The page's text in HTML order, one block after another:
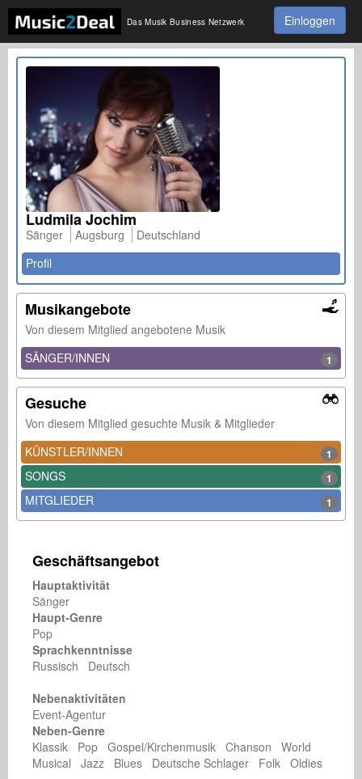
Das Musik Business Netzwerk Einloggen
Ludmila Jochim
Sänger Augsburg
Deutschland
Profil
Musikangebote
Von diesem Mitglied angebotene Musik
SÄNGER/INNEN
1
Gesuche
Von diesem Mitglied gesuchte Musik & Mitglieder
KÜNSTLER/INNEN
1
SONGS 1
MITGLIEDER 1
Geschäftsangebot
Hauptaktivität
Sänger
Haupt-Genre
Pop
Sprachkenntnisse
Russisch Deutsch
Nebenaktivitäten
Event-Agentur
Neben-Genre
Klassik Pop Gospel/Kirchenmusik Chanson World
Musical Jazz Blues Deutsche Schlager Folk Oldies